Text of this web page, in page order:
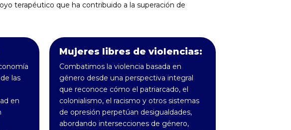
terapéutico que ha contribuido a la superación de
las
en
Mujeres libres de violencias:
Combatimos la violencia basada en
género desde una perspectiva integral
que reconoce cómo el patriarcado, el
colonialismo, el racismo y otros sistemas
de opresión perpetúan desigualdades,
abordando intersecciones de género,